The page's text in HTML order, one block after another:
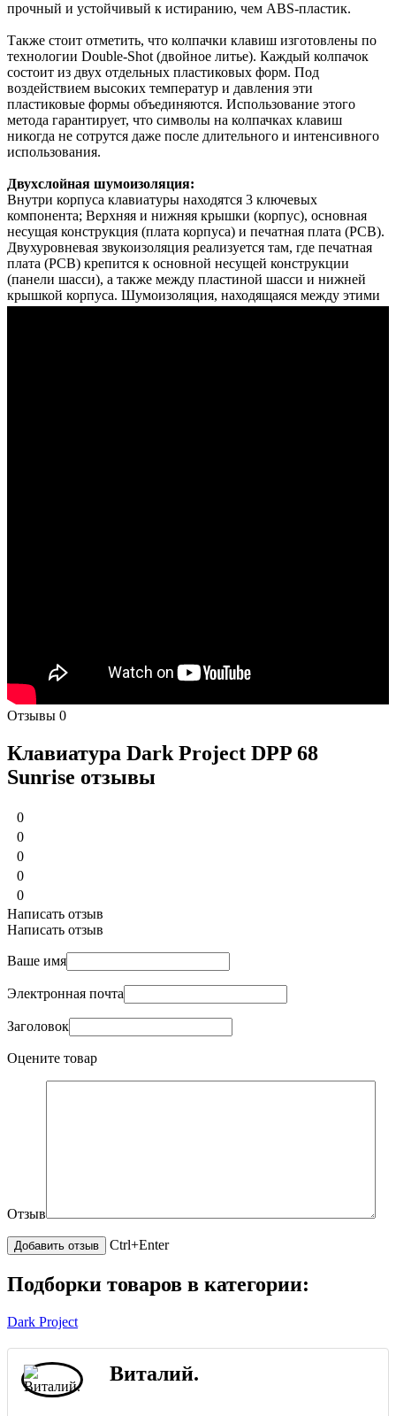
прочный и устойчивый к истиранию, чем ABS-пластик.
Также стоит отметить, что колпачки клавиш изготовлены по
технологии Double-Shot (двойное литье). Каждый колпачок
состоит из двух отдельных пластиковых форм. Под
воздействием высоких температур и давления эти
пластиковые формы объединяются. Использование этого
метода гарантирует, что символы на колпачках клавиш
никогда не сотрутся даже после длительного и интенсивного
использования.
Двухслойная шумоизоляция:
Внутри корпуса клавиатуры находятся 3 ключевых
компонента; Верхняя и нижняя крышки (корпус), основная
несущая конструкция (плата корпуса) и печатная плата (PCB).
Двухуровневая звукоизоляция реализуется там, где печатная
плата (PCB) крепится к основной несущей конструкции
(панели шасси), а также между пластиной шасси и нижней
крышкой корпуса. Шумоизоляция, находящаяся между этими
частями, выполнена из специального звукопоглощающего
Отзывы 0
Клавиатура Dark Project DPP 68
Sunrise отзывы
0
0
0
0
0
Написать отзыв
Написать отзыв
Ваше имя
Электронная почта
Заголовок
Оцените товар
Отзыв
Ctrl+Enter
Подборки товаров в категории:
Dark Project
Виталий.